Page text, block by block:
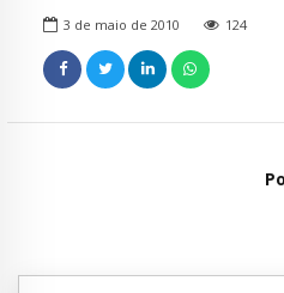
3 de maio de 2010 124